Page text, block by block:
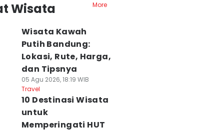
Wisata
More
Wisata Kawah
Putih Bandung:
Lokasi, Rute, Harga,
dan Tipsnya
05 Agu 2026, 18:19 WIB
Travel
10 Destinasi Wisata
untuk
Memperingati HUT